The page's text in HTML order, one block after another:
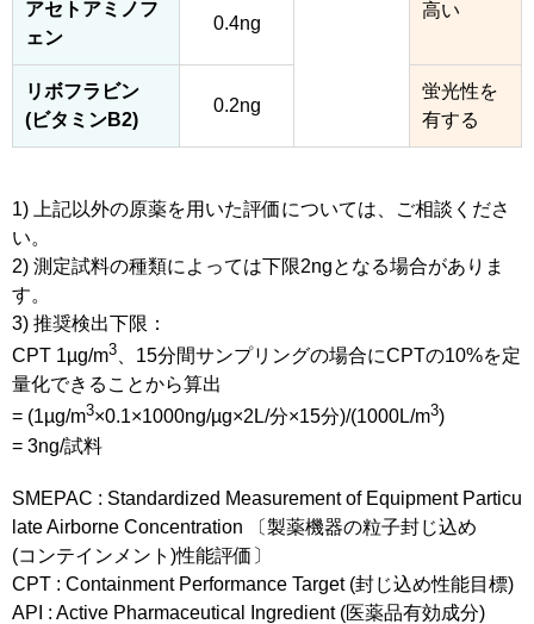
高い
アセトアミノフ
ェン
0.4ng
リボフラビン
(ビタミンB2)
0.2ng
蛍光性を
有する
1) 上記以外の原薬を用いた評価については、ご相談くださ
い。
2) 測定試料の種類によっては下限2ngとなる場合がありま
す。
3) 推奨検出下限：
CPT 1µg/m3 、15分間サンプリングの場合にCPTの10%を定
量化できることから算出
= (1µg/m3×0.1×1000ng/µg×2L/分×15分)/(1000L/m3)
= 3ng/試料
SMEPAC : Standardized Measurement of Equipment Particu
late Airborne Concentration 〔製薬機器の粒子封じ込め
(コンテインメント)性能評価〕
CPT : Containment Performance Target (封じ込め性能目標)
API : Active Pharmaceutical Ingredient (医薬品有効成分)